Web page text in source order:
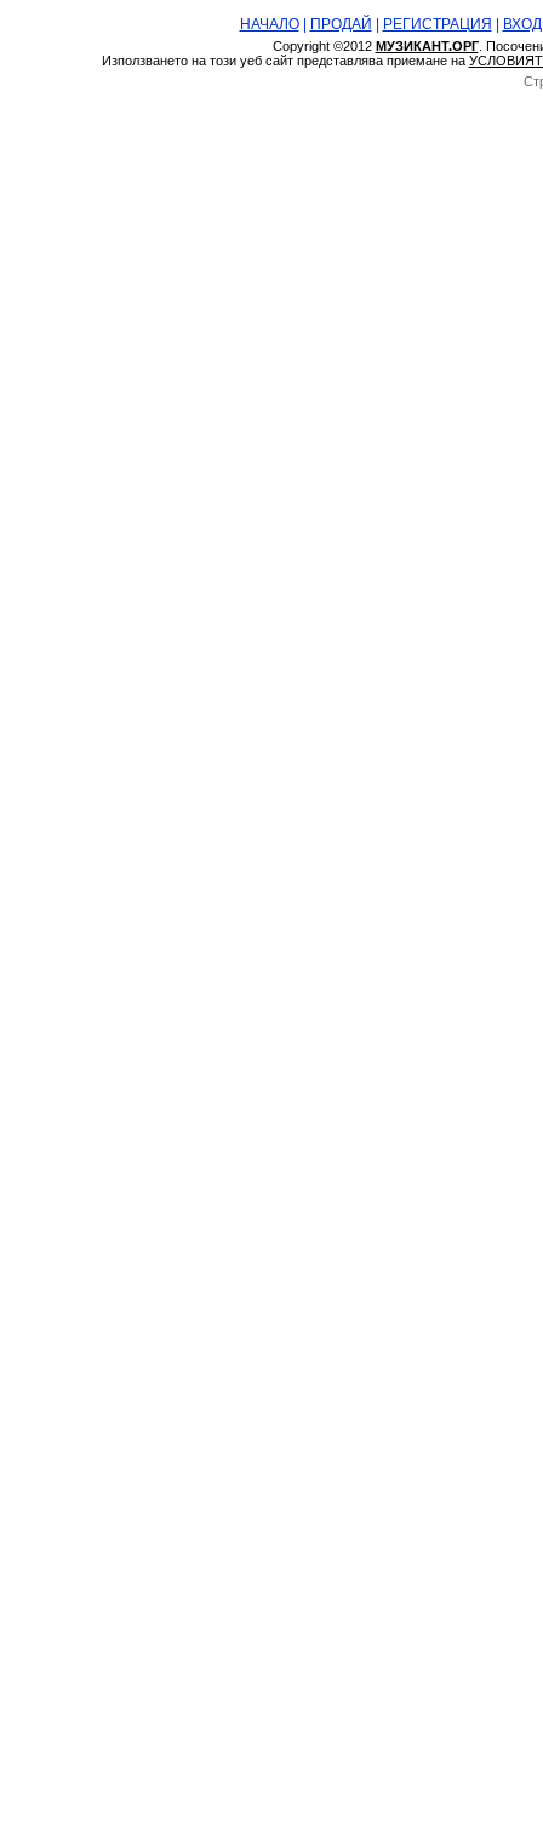
НАЧАЛО| ПРОДАЙ РЕГИСТРАЦИЯ ВХОД
Copyright ©2012 МУЗИКАНТ.ОРГ.
Използването на този уеб сайт представлява приемане на